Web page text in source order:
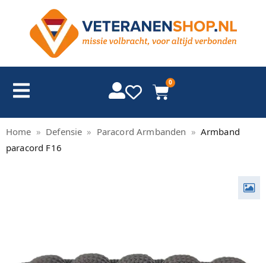
0
Home » Defensie » Paracord Armbanden » Armband
paracord F16